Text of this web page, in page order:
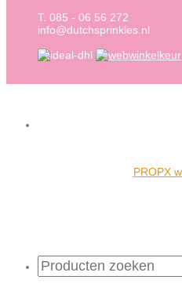
T. 085 - 06 56 272
info@dutchsprinkles.nl
PROPX